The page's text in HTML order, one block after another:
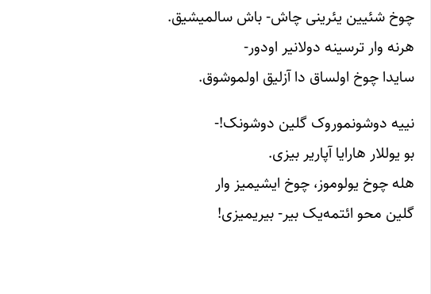
چوخ شئیین یئرینی چاش- باش سالمیشیق.
هرنه وار ترسینه دولانیر اودور-
سایدا چوخ اولساق دا آزلیق اولموشوق.
نییه دوشونموروک گلین دوشونک!-
بو یوللار هارایا آپاریر بیزی.
هله چوخ یولوموز، چوخ ایشیمیز وار
گلین محو ائتمه‌یک بیر- بیریمیزی!